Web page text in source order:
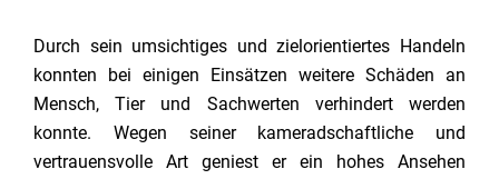
Durch sein umsichtiges und zielorientiertes Handeln
konnten bei einigen Einsätzen weitere Schäden an
Mensch, Tier und Sachwerten verhindert werden
konnte. Wegen seiner kameradschaftliche und
vertrauensvolle Art geniest er ein hohes Ansehen